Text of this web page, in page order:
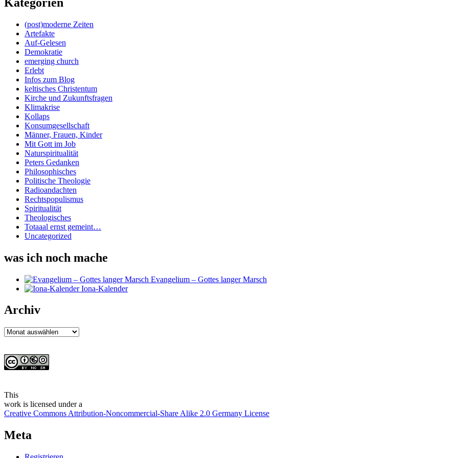
(post)moderne Zeiten
Artefakte
Auf-Gelesen
Demokratie
emerging church
Erlebt
Infos zum Blog
keltisches Christentum
Kirche und Zukunftsfragen
Klimakrise
Kollaps
Konsumgesellschaft
Männer, Frauen, Kinder
Mit Gott im Job
Naturspiritualität
Peters Gedanken
Philosophisches
Politische Theologie
Radioandachten
Rechtspopulismus
Spiritualität
Theologisches
Totaaal ernst gemeint…
Uncategorized
was ich noch mache
Evangelium – Gottes langer Marsch
Iona-Kalender
Archiv
Archiv
This
work is licensed under a
Creative Commons Attribution-Noncommercial-Share Alike 2.0 Germany License
Meta